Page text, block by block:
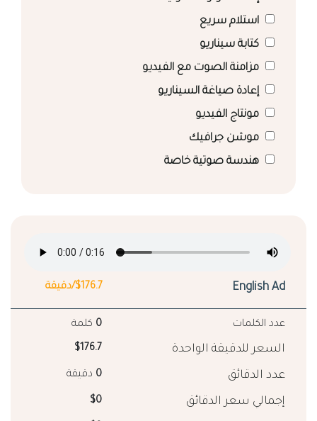
استلام سريع
كتابة سيناريو
مزامنة الصوت مع الفيديو
إعادة صياغة السيناريو
مونتاج الفيديو
موشن جرافيك
هندسة صوتية خاصة
English Ad $176.7/دقيقة
عدد الكلمات 0 كلمة
السعر للدقيقة الواحدة $176.7
عدد الدقائق 0 دقيقة
إجمالي سعر الدقائق $0